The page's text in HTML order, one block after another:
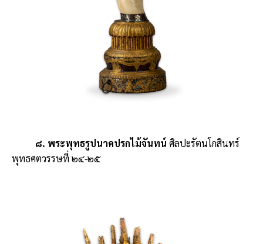
๘. พระพุทธรูปนาคปรกไม้จันทน์ ศิลปะรัตนโกสินทร์
พุทธศตวรรษที่ ๒๔-๒๕